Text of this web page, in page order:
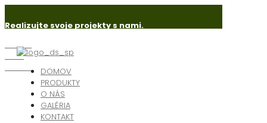
Realizujte svoje projekty s nami.
Senica
Holíč
Skalica
DOMOV
PRODUKTY
O NÁS
GALÉRIA
KONTAKT